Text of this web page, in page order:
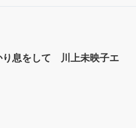
り息をして 川上未映子エ